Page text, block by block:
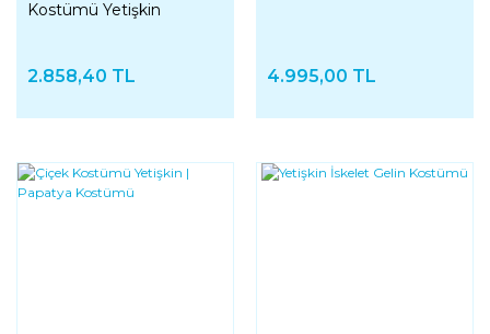
Kostümü Yetişkin
2.858,40 TL 4.995,00 TL